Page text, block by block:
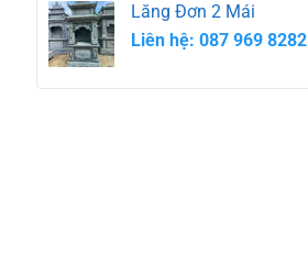
Lăng Đơn 2 Mái
Liên hệ: 087 969 8282